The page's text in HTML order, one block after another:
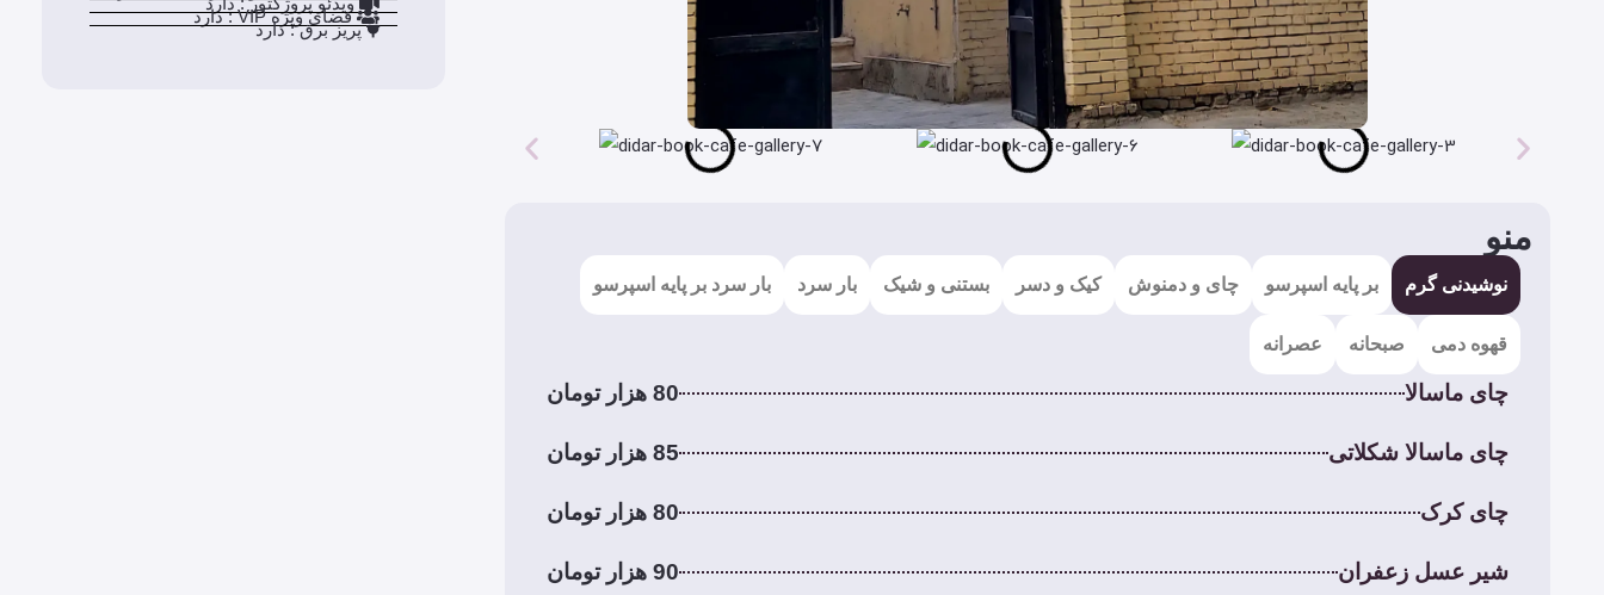
منو
نوشیدنی گرم بر پایه اسپرسو چای و دمنوش کیک و دسر بستنی و شیک بار سرد بار سرد بر پایه اسپرسو
قهوه دمی صبحانه عصرانه
چای ماسالا 80 هزار تومان
چای ماسالا شکلاتی 85 هزار تومان
چای کرک 80 هزار تومان
شیر عسل زعفران 90 هزار تومان
فضای ویژه VIP : دارد
پریز برق : دارد